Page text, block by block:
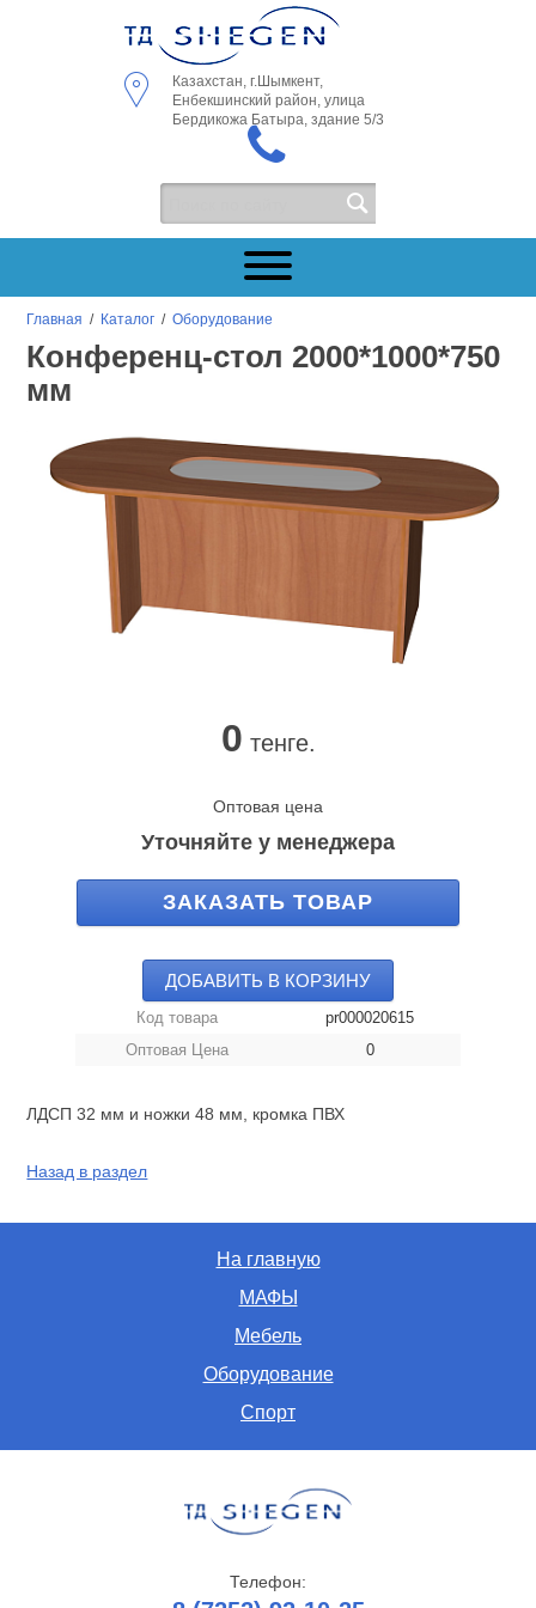
Казахстан, г.Шымкент,
Енбекшинский район, улица
Бердикожа Батыра, здание 5/3
Главная / Каталог /Оборудование
Конференц-стол 2000*1000*750
мм
0 тенге.
Оптовая цена
Уточняйте у менеджера
ЗАКАЗАТЬ ТОВАР
ДОБАВИТЬ В КОРЗИНУ
Код товара
pr000020615
Оптовая Цена
0
ЛДСП 32 мм и ножки 48 мм, кромка ПВХ
Назад в раздел
На главную
МАФЫ
Мебель
Оборудование
Спорт
Телефон: